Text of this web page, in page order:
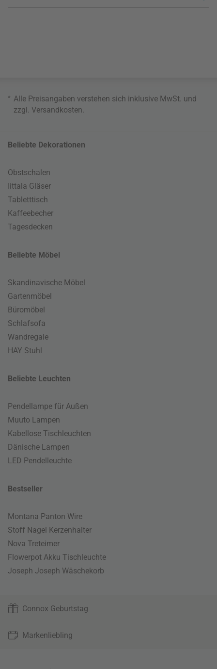
* Alle Preisangaben verstehen sich inklusive MwSt. und
zzgl. Versandkosten
Beliebte Dekorationen
Obstschalen
Iittala Gläser
Tabletttisch
Kaffeebecher
Tagesdecken
Beliebte Möbel
Skandinavische Möbel
Gartenmöbel
Büromöbel
Schlafsofa
Wandregale
HAY Stuhl
Beliebte Leuchten
Pendellampe für Außen
Muuto Lampen
Kabellose Tischleuchten
Dänische Lampen
LED Pendelleuchte
Bestseller
Montana Panton Wire
Stoff Nagel Kerzenhalter
Nova Treteimer
Flowerpot Akku Tischleuchte
Joseph Joseph Wäschekorb
Connox Geburtstag
Markenliebling